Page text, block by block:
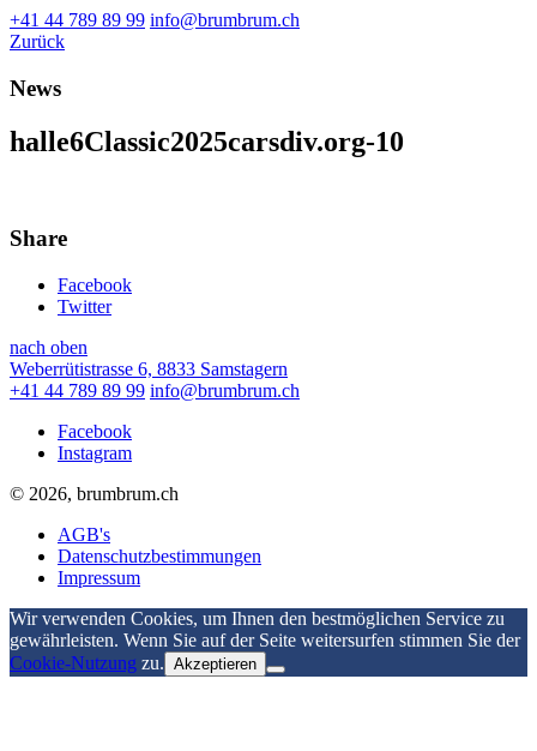
+41 44 789 89 99 info@brumbrum.ch
Zurück
News
halle6Classic2025carsdiv.org-10
Share
Facebook
Twitter
nach oben
Weberrütistrasse 6, 8833 Samstagern
+41 44 789 89 99 info@brumbrum.ch
Facebook
Instagram
© 2026, brumbrum.ch
AGB's
Datenschutzbestimmungen
Impressum
Wir verwenden Cookies, um Ihnen den bestmöglichen Service zu
gewährleisten. Wenn Sie auf der Seite weitersurfen stimmen Sie der
Cookie-Nutzung zu. Akzeptieren